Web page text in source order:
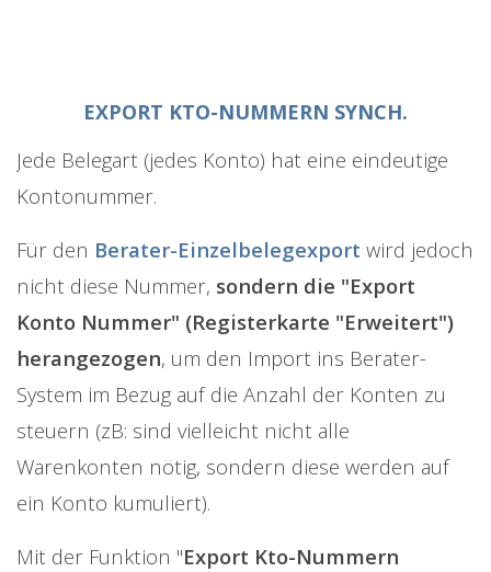
EXPORT KTO-NUMMERN SYNCH.
Jede Belegart (jedes Konto) hat eine eindeutige
Kontonummer.
Für den Berater-Einzelbelegexport wird jedoch
nicht diese Nummer, sondern die "Export
Konto Nummer" (Registerkarte "Erweitert")
herangezogen, um den Import ins Berater-
System im Bezug auf die Anzahl der Konten zu
steuern (zB: sind vielleicht nicht alle
Warenkonten nötig, sondern diese werden auf
ein Konto kumuliert).
Mit der Funktion "Export Kto-Nummern